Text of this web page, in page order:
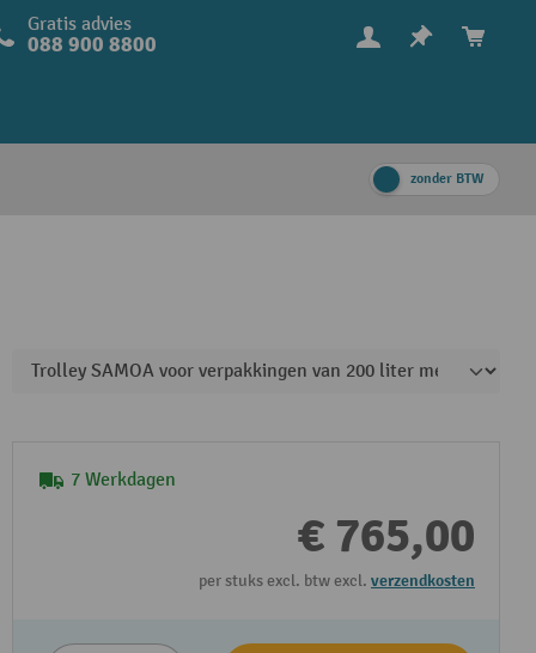
Gratis advies
088 900 8800
zonder BTW
7 Werkdagen
€ 765,00
per stuks excl. btw excl. verzendkosten